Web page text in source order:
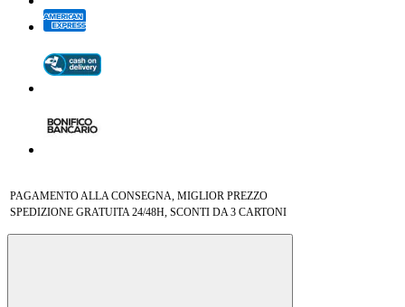
PAGAMENTO ALLA CONSEGNA, MIGLIOR PREZZO
SPEDIZIONE GRATUITA 24/48H, SCONTI DA 3 CARTONI